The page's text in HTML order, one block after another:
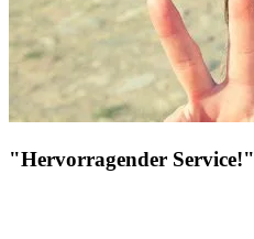
"Hervorragender Service!"